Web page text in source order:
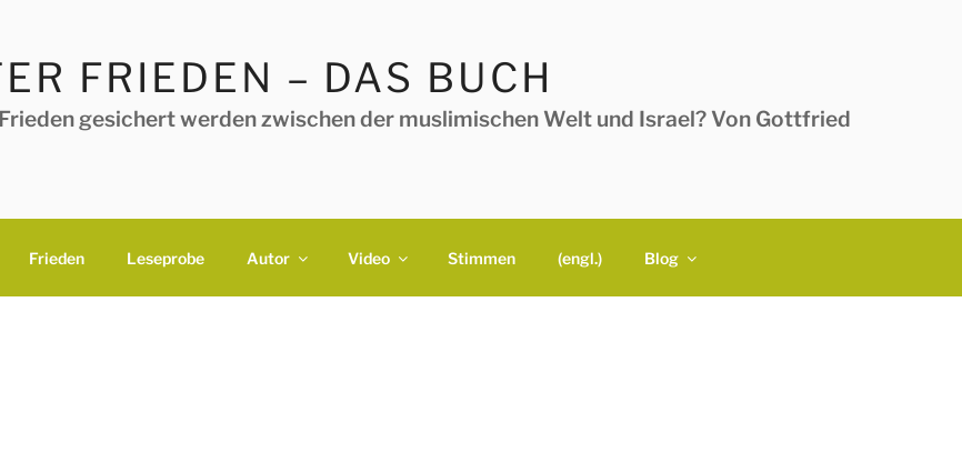
FRIEDEN – DAS BUCH
gesichert werden zwischen der muslimischen Welt und Israel? Von Gottfried
Frieden Leseprobe Autor Video Stimmen (engl.) Blog